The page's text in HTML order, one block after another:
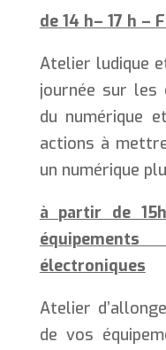
de 14 h– 17 h –
Atelier ludique
journée sur les
du numérique
actions à
un numérique
à partir de
électroniques
Atelier
de vos